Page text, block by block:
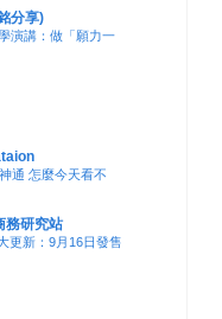
分享)
演講：做「願力一
通 怎麼今天看不
務研究站
更新：9月16日發售